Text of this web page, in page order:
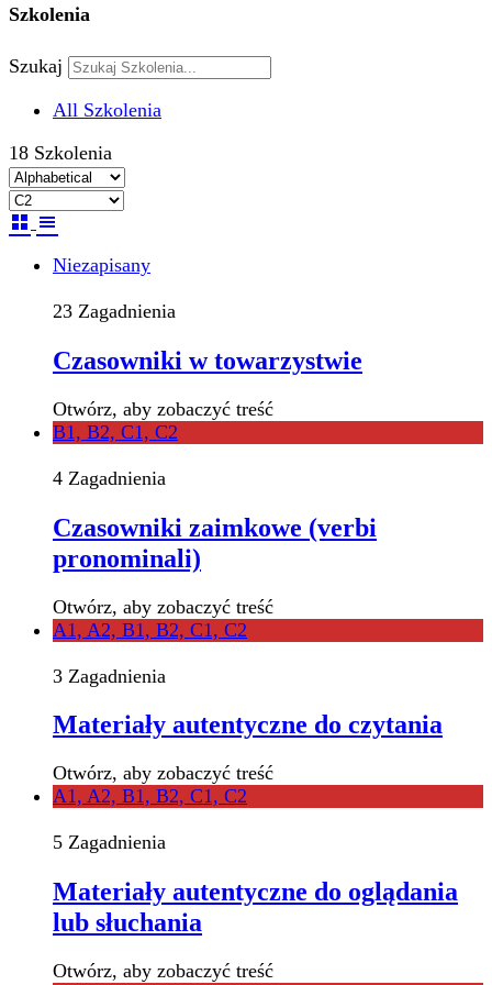
Szkolenia
Szukaj
All Szkolenia
18 Szkolenia
Niezapisany
23 Zagadnienia
Czasowniki w towarzystwie
Otwórz, aby zobaczyć treść
B1, B2, C1, C2
4 Zagadnienia
Czasowniki zaimkowe (verbi
pronominali)
Otwórz, aby zobaczyć treść
A1, A2, B1, B2, C1, C2
3 Zagadnienia
Materiały autentyczne do czytania
Otwórz, aby zobaczyć treść
A1, A2, B1, B2, C1, C2
5 Zagadnienia
Materiały autentyczne do oglądania
lub słuchania
Otwórz, aby zobaczyć treść